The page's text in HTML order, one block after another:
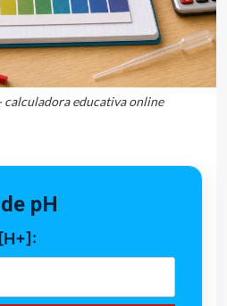
calculadora educativa online
pH